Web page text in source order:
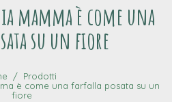
mamma è come una
su un fiore
Prodotti
è come una farfalla posata su un
fiore